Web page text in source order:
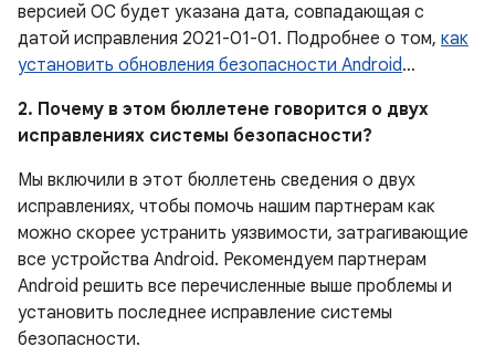
версией ОС будет указана дата, совпадающая с
датой исправления 2021-01-01. Подробнее о том, как
установить обновления безопасности Android…
2. Почему в этом бюллетене говорится о двух
исправлениях системы безопасности?
Мы включили в этот бюллетень сведения о двух
исправлениях, чтобы помочь нашим партнерам как
можно скорее устранить уязвимости, затрагивающие
все устройства Android. Рекомендуем партнерам
Android решить все перечисленные выше проблемы и
установить последнее исправление системы
безопасности.